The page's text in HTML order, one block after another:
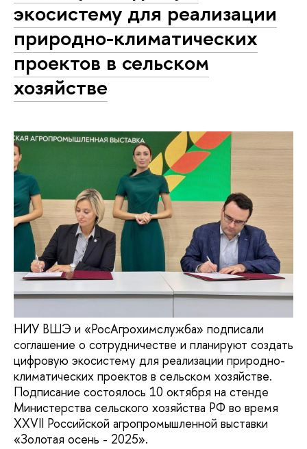
экосистему для реализации
природно-климатических
проектов в сельском
хозяйстве
НИУ ВШЭ и «РосАгрохимслужба» подписали
соглашение о сотрудничестве и планируют создать
цифровую экосистему для реализации природно-
климатических проектов в сельском хозяйстве.
Подписание состоялось 10 октября на стенде
Министерства сельского хозяйства РФ во время
XXVII Российской агропромышленной выставки
«Золотая осень - 2025».